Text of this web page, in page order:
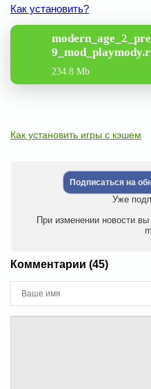
Как установить?
234.8 Mb
Как установить игры с кэшем
Подписаться на
Уже
При изменении новости
Комментарии (45)